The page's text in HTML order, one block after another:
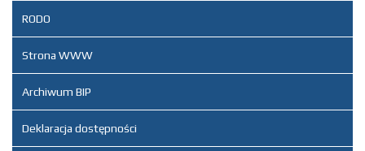
Artykuł
zmieniony.
RODO
Strona WWW
Archiwum BIP
Deklaracja dostępności